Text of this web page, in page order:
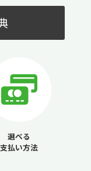
選べる
支払い方法